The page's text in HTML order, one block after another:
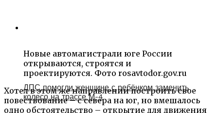
Новые автомагистрали юге России
открываются, строятся и
проектируются. Фото rosavtodor.gov.ru
Хотел в этом же направлении построить свое
повествование – с севера на юг, но вмешалось
одно обстоятельство – открытие для движения
ДПС помогли женщине с ребёнком заменить
колесо на трассе М-4